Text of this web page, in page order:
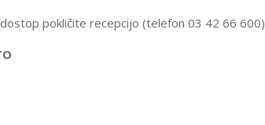
pokličite recepcijo (telefon 03 42 66 600)